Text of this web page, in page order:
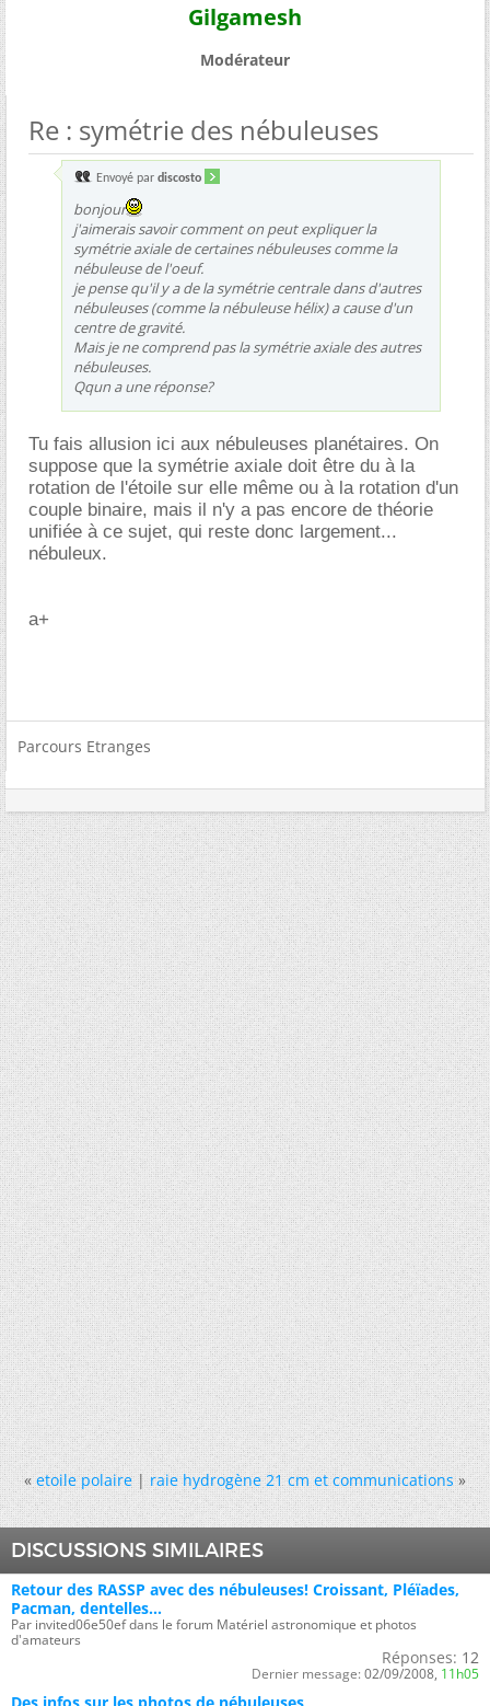
Gilgamesh
Modérateur
Re : symétrie des nébuleuses
Envoyé par discosto
bonjour
j'aimerais savoir comment on peut expliquer la
symétrie axiale de certaines nébuleuses comme la
nébuleuse de l'oeuf.
je pense qu'il y a de la symétrie centrale dans d'autres
nébuleuses (comme la nébuleuse hélix) a cause d'un
centre de gravité.
Mais je ne comprend pas la symétrie axiale des autres
nébuleuses.
Qqun a une réponse?
Tu fais allusion ici aux nébuleuses planétaires. On
suppose que la symétrie axiale doit être du à la
rotation de l'étoile sur elle même ou à la rotation d'un
couple binaire, mais il n'y a pas encore de théorie
unifiée à ce sujet, qui reste donc largement...
nébuleux.
a+
Parcours Etranges
« etoile polaire|raie hydrogène 21 cm et communications »
DISCUSSIONS SIMILAIRES
Retour des RASSP avec des nébuleuses! Croissant, Pléïades,
Pacman, dentelles...
Par invited06e50ef dans le forum Matériel astronomique et photos
d'amateurs
Réponses: 12
Dernier message: 02/09/2008, 11h05